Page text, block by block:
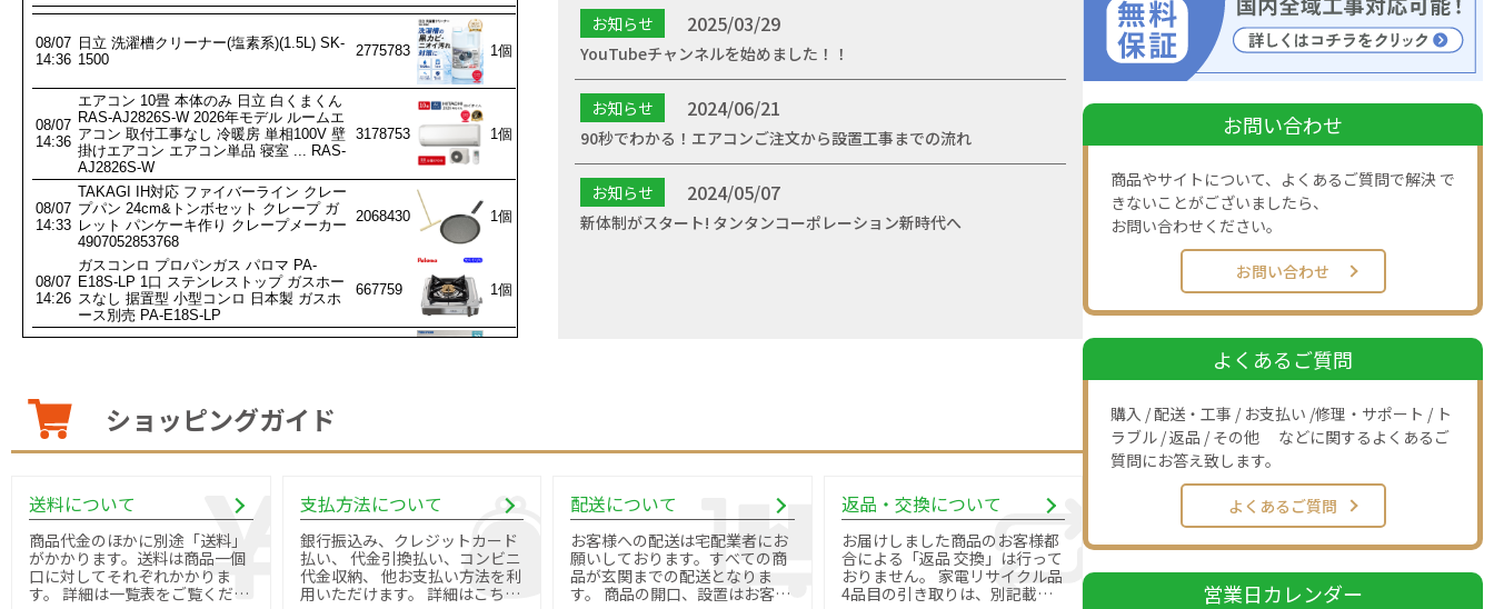
お知らせ 2025/03/29
YouTubeチャンネルを始めました！！
お知らせ 2024/06/21
90秒でわかる！エアコンご注文から設置工事までの流れ
お知らせ 2024/05/07
新体制がスタート! タンタンコーポレーション新時代へ
ショッピングガイド
送料について
商品代金のほかに別途「送料」
がかかります。送料は商品一個
口に対してそれぞれかかりま
す。 詳細は一覧表をご覧くださ
支払方法について
銀行振込み、クレジットカード
払い、 代金引換払い、コンビニ
代金収納、 他お支払い方法を利
用いただけます。 詳細はこちら
配送について
お客様への配送は宅配業者にお
願いしております。すべての商
品が玄関までの配送となりま
す。 商品の開口、設置はお客様
返品・交換について
お届けしました商品のお客様都
合による「返品 交換」は行って
おりません。 家電リサイクル品
4品目の引き取りは、別記載の
お問い合わせ
商品やサイトについて、よくあるご質問で解決 で
きないことがございましたら、
お問い合わせください。
お問い合わせ
よくあるご質問
購入 / 配送・工事 / お支払い /修理・サポート / ト
ラブル / 返品 / その他 などに関するよくあるご
質問にお答え致します。
よくあるご質問
営業日カレンダー